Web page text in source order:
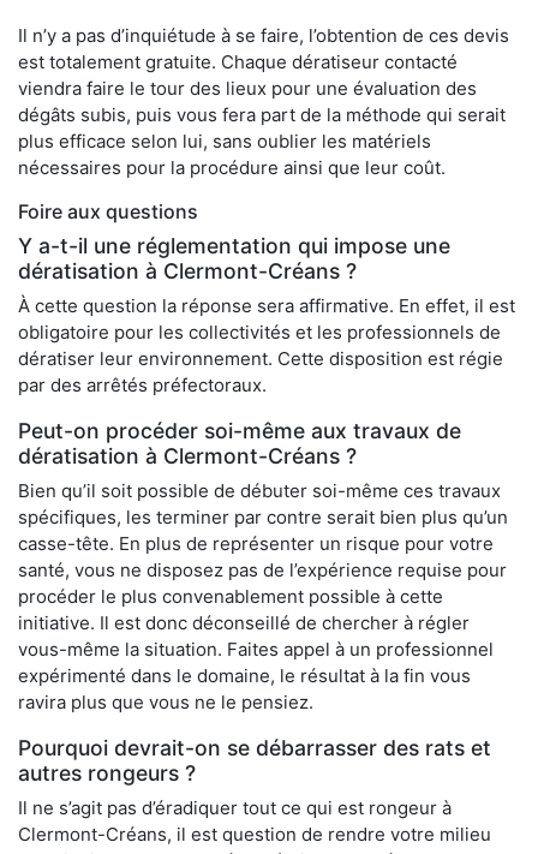
Il n’y a pas d’inquiétude à se faire, l’obtention de ces devis
est totalement gratuite. Chaque dératiseur contacté
viendra faire le tour des lieux pour une évaluation des
dégâts subis, puis vous fera part de la méthode qui serait
plus efficace selon lui, sans oublier les matériels
nécessaires pour la procédure ainsi que leur coût.
Foire aux questions
Y a-t-il une réglementation qui impose une
dératisation à Clermont-Créans ?
À cette question la réponse sera affirmative. En effet, il est
obligatoire pour les collectivités et les professionnels de
dératiser leur environnement. Cette disposition est régie
par des arrêtés préfectoraux.
Peut-on procéder soi-même aux travaux de
dératisation à Clermont-Créans ?
Bien qu’il soit possible de débuter soi-même ces travaux
spécifiques, les terminer par contre serait bien plus qu’un
casse-tête. En plus de représenter un risque pour votre
santé, vous ne disposez pas de l’expérience requise pour
procéder le plus convenablement possible à cette
initiative. Il est donc déconseillé de chercher à régler
vous-même la situation. Faites appel à un professionnel
expérimenté dans le domaine, le résultat à la fin vous
ravira plus que vous ne le pensiez.
Pourquoi devrait-on se débarrasser des rats et
autres rongeurs ?
Il ne s’agit pas d’éradiquer tout ce qui est rongeur à
Clermont-Créans, il est question de rendre votre milieu